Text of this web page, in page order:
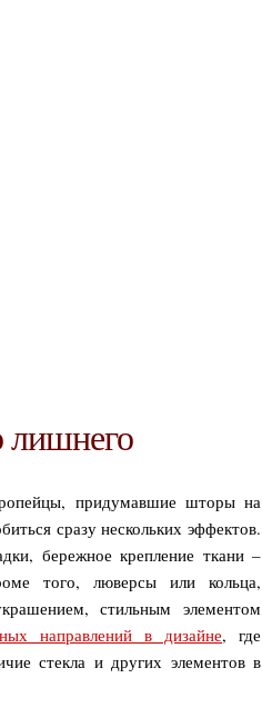
лишнего
сразу нескольких эффектов.
бережное крепление ткани –
того, люверсы или кольца,
стильным элементом
направлений в дизайне, где
стекла и других элементов в